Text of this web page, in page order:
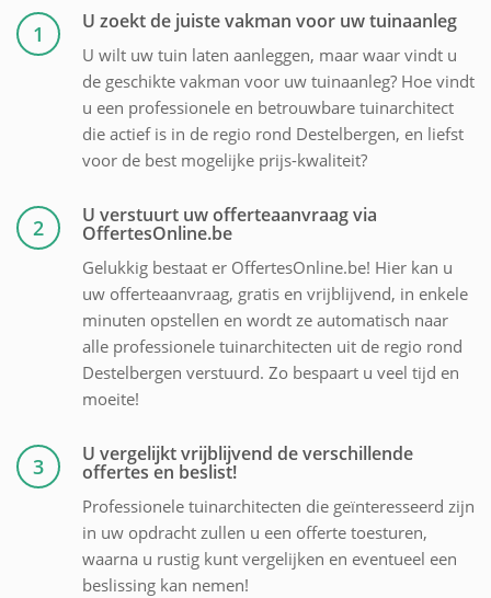
1 U zoekt de juiste vakman voor uw tuinaanleg
U wilt uw tuin laten aanleggen, maar waar vindt u
de geschikte vakman voor uw tuinaanleg? Hoe vindt
u een professionele en betrouwbare tuinarchitect
die actief is in de regio rond Destelbergen, en liefst
voor de best mogelijke prijs-kwaliteit?
2 U verstuurt uw offerteaanvraag via
OffertesOnline.be
Gelukkig bestaat er OffertesOnline.be! Hier kan u
uw offerteaanvraag, gratis en vrijblijvend, in enkele
minuten opstellen en wordt ze automatisch naar
alle professionele tuinarchitecten uit de regio rond
Destelbergen verstuurd. Zo bespaart u veel tijd en
moeite!
3 U vergelijkt vrijblijvend de verschillende
offertes en beslist!
Professionele tuinarchitecten die geïnteresseerd zijn
in uw opdracht zullen u een offerte toesturen,
waarna u rustig kunt vergelijken en eventueel een
beslissing kan nemen!